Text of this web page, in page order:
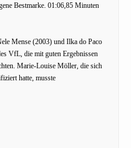
Bestmarke. 01:06,85 Minuten
Mense (2003) und Ilka do Paco
VfL, die mit guten Ergebnissen
Marie-Louise Möller, die sich
hatte, musste